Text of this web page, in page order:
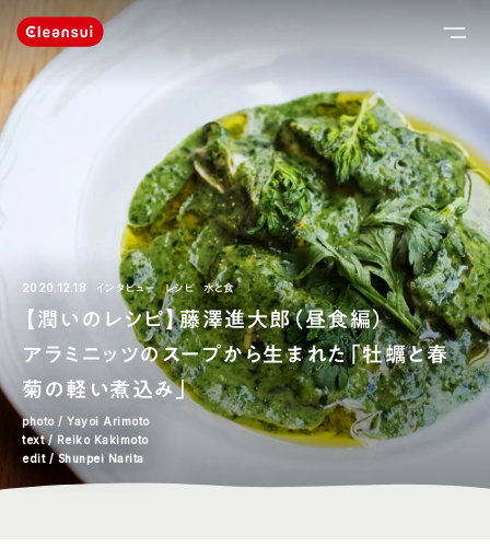
2020.12.18 インタビュー レシピ 水と食
【潤いのレシピ】藤澤進⼤郎（昼⾷編）
アラミニッツのスープから生まれた「牡蠣と春
菊の軽い煮込み」
photo / Yayoi Arimoto
text / Reiko Kakimoto
edit / Shunpei Narita